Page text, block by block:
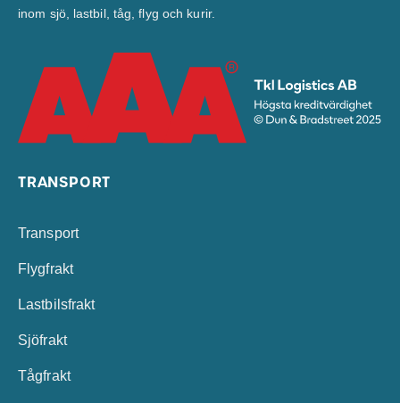
inom sjö, lastbil, tåg, flyg och kurir.
TRANSPORT
Transport
Flygfrakt
Lastbilsfrakt
Sjöfrakt
Tågfrakt